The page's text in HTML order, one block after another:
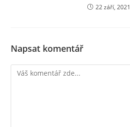
22 září, 2021
Napsat komentář
Komentář